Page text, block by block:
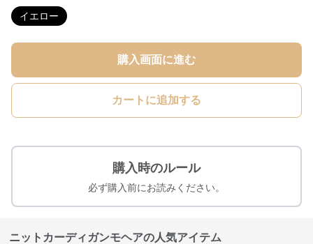
イエロー
購入画面に進む
カートに追加する
購入時のルール
必ず購入前にお読みください。
ニットカーディガンモヘアの人気アイテム